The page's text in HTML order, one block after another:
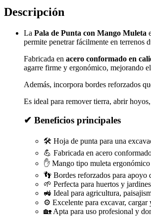
Acero
de
Resistencia
Jardinería
Descripción
La Pala de Punta con Mango Muleta
permite penetrar fácilmente en terrenos
Fabricada en acero conformado en
agarre firme y ergonómico, mejorando
Además, incorpora bordes reforzados
Es ideal para remover tierra, abrir
✔ Beneficios principales
🛠️ Hoja de punta para una
💪 Fabricada en acero
✋ Mango tipo muleta
👣 Bordes reforzados para apoyo
🌱 Perfecta para huertos y
🚜 Ideal para agricultura,
⚙️ Excelente para excavar, cargar
🏡 Apta para uso profesional y